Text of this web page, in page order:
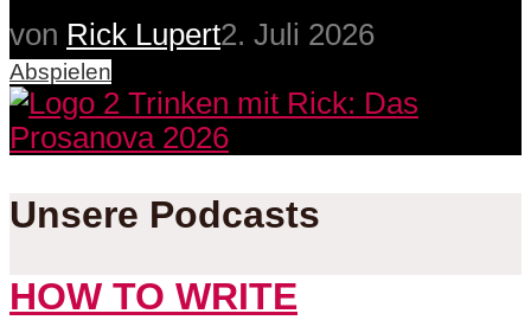
von Rick Lupert2. Juli 2026
Abspielen
Unsere Podcasts
HOW TO WRITE